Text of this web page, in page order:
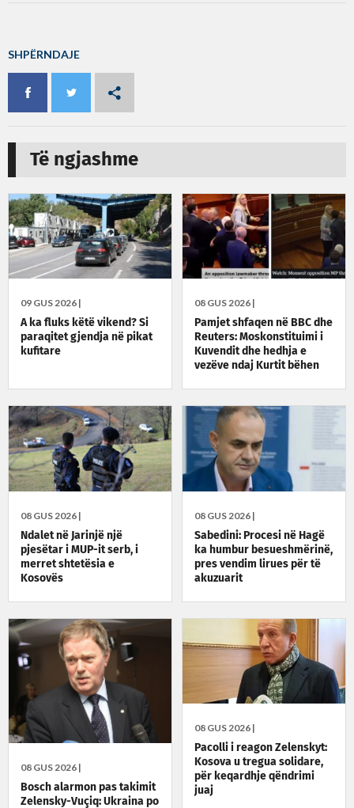
SHPËRNDAJE
Të ngjashme
09 GUS 2026 |
A ka fluks këtë vikend? Si
paraqitet gjendja në pikat
kufitare
08 GUS 2026 |
Pamjet shfaqen në BBC dhe
Reuters: Moskonstituimi i
Kuvendit dhe hedhja e
vezëve ndaj Kurtit bëhen
08 GUS 2026 |
Ndalet në Jarinjë një
pjesëtar i MUP-it serb, i
merret shtetësia e
Kosovës
08 GUS 2026 |
Sabedini: Procesi në Hagë
ka humbur besueshmërinë,
pres vendim lirues për të
akuzuarit
08 GUS 2026 |
Bosch alarmon pas takimit
Zelensky-Vuçiq: Ukraina po
08 GUS 2026 |
Pacolli i reagon Zelenskyt:
Kosova u tregua solidare,
për keqardhje qëndrimi
juaj